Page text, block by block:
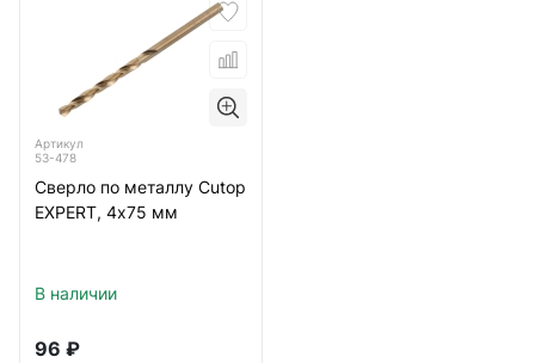
Артикул
53-478
Сверло по металлу Cutop
EXPERT, 4х75 мм
В наличии
96 ₽